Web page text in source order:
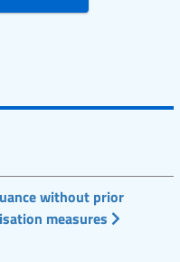
without prior
measures